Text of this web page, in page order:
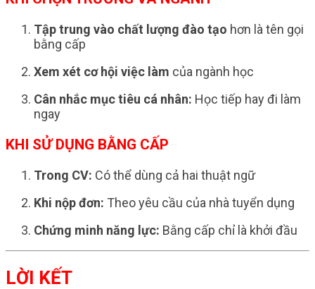
Tập trung vào chất lượng đào tạo hơn là tên gọi
bằng cấp
Xem xét cơ hội việc làm của ngành học
Cân nhắc mục tiêu cá nhân: Học tiếp hay đi làm
ngay
KHI SỬ DỤNG BẰNG CẤP
Trong CV: Có thể dùng cả hai thuật ngữ
Khi nộp đơn: Theo yêu cầu của nhà tuyển dụng
Chứng minh năng lực: Bằng cấp chỉ là khởi đầu
LỜI KẾT